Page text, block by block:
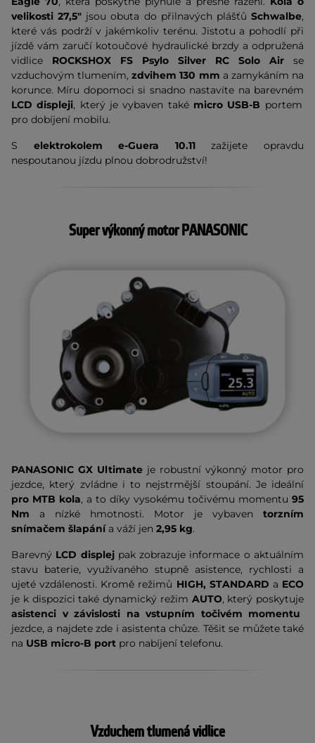
velikosti 27,5" jsou obuta do přilnavých plášťůSchwalbe,
které vás podrží v jakémkoliv terénu. Jistotu a pohodlí při
jízdě vám zaručí kotoučové hydraulické brzdy a odpružená
vidlice ROCKSHOX FS Psylo Silver RC Solo Air se
vzduchovým tlumením,zdvihem 130 mm a zamykáním na
korunce. Míru dopomoci si snadno nastavíte na barevném
LCD displeji, který je vybaven také micro USB-B portem
pro dobíjení mobilu.
S elektrokolem e-Guera 10.11zažijete opravdu
nespoutanou jízdu plnou dobrodružství!
Super výkonný motor PANASONIC
PANASONIC GX Ultimate je robustní výkonný motor pro
jezdce, který zvládne i to nejstrmější stoupání. Je ideální
pro MTB kola, a to díky vysokému točivému momentu 95
Nm a nízké hmotnosti. Motor je vybaven torzním
snímačem šlapání a váží jen 2,95 kg.
Barevný LCD displejpak zobrazuje informace o aktuálním
stavu baterie, využívaného stupně asistence, rychlosti a
ujeté vzdálenosti. Kromě režimů HIGH, STANDARD a ECO
je k dispozici také dynamický režim AUTO, který poskytuje
asistenci v závislosti na vstupním točivém momentu
jezdce, a najdete zde i asistenta chůze. Těšit se můžete také
na USB micro-B port pro nabíjení telefonu.
Vzduchem tlumená vidlice